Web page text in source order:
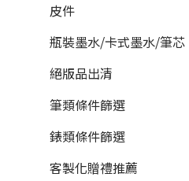
皮件
瓶裝墨水/卡式墨水/筆芯
絕版品出清
筆類條件篩選
錶類條件篩選
客製化贈禮推薦